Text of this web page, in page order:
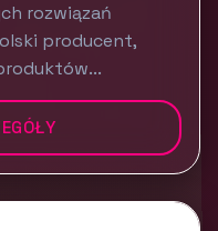
rozwiązań
producent,